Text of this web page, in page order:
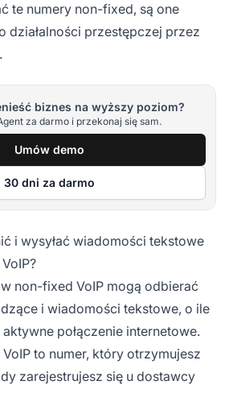
te numery non-fixed, są one
działalności przestępczej przez
biznes na wyższy poziom?
za darmo i przekonaj się sam.
Umów demo
30 dni za darmo
i wysyłać wiadomości tekstowe
non-fixed VoIP mogą odbierać
i wiadomości tekstowe, o ile
połączenie internetowe.
to numer, który otrzymujesz
zarejestrujesz się u dostawcy